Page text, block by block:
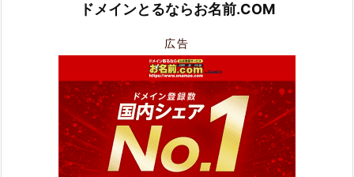
ドメインとるならお名前.COM
広告